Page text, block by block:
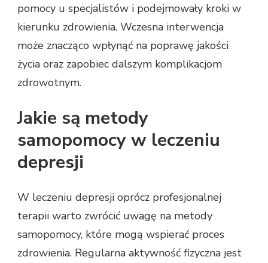
pomocy u specjalistów i podejmowały kroki w
kierunku zdrowienia. Wczesna interwencja
może znacząco wpłynąć na poprawę jakości
życia oraz zapobiec dalszym komplikacjom
zdrowotnym.
Jakie są metody
samopomocy w leczeniu
depresji
W leczeniu depresji oprócz profesjonalnej
terapii warto zwrócić uwagę na metody
samopomocy, które mogą wspierać proces
zdrowienia. Regularna aktywność fizyczna jest